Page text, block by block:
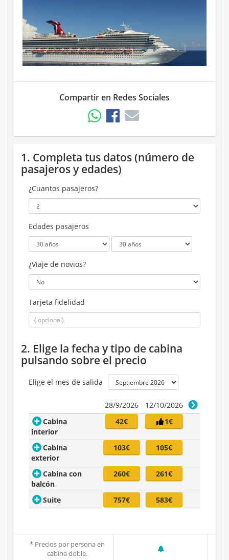
Compartir en Redes Sociales
1. Completa tus datos (número de
pasajeros y edades)
¿Cuantos pasajeros?
Edades pasajeros
¿Viaje de novios?
Tarjeta fidelidad
2. Elige la fecha y tipo de cabina
pulsando sobre el precio
Elige el mes de salida
28/9/2026
12/10/2026
Cabina
interior
42€ 1€
Cabina
exterior
103€ 105€
Cabina con
balcón
260€ 261€
Suite 757€ 583€
* Precios por persona en
cabina doble.